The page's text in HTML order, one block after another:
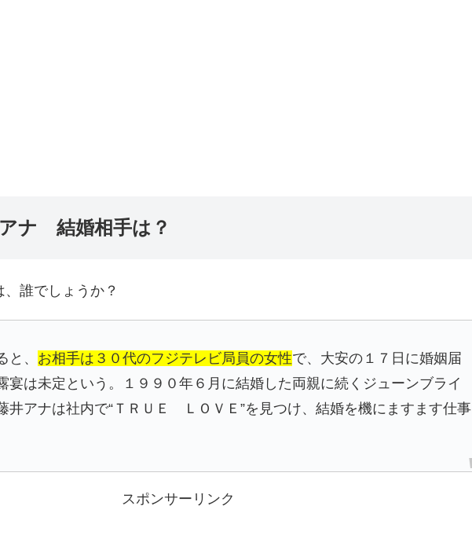
ナ 結婚相手は？
誰でしょうか？
、 お相手は３０代のフジテレビ局員の女性で、大安の１７日に婚姻届
宴は未定という。１９９０年６月に結婚した両親に続くジューンブライ
井アナは社内で“ＴＲＵＥ ＬＯＶＥ”を見つけ、結婚を機にますます仕事
スポンサーリンク